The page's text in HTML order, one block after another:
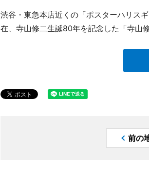
渋谷・東急本店近くの「ポスターハリス
在、寺山修二生誕80年を記念した「寺山
前の